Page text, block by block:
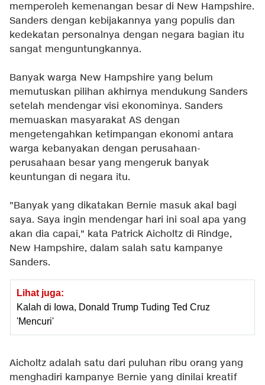
memperoleh kemenangan besar di New Hampshire.
Sanders dengan kebijakannya yang populis dan
kedekatan personalnya dengan negara bagian itu
sangat menguntungkannya.
Banyak warga New Hampshire yang belum
memutuskan pilihan akhirnya mendukung Sanders
setelah mendengar visi ekonominya. Sanders
memuaskan masyarakat AS dengan
mengetengahkan ketimpangan ekonomi antara
warga kebanyakan dengan perusahaan-
perusahaan besar yang mengeruk banyak
keuntungan di negara itu.
"Banyak yang dikatakan Bernie masuk akal bagi
saya. Saya ingin mendengar hari ini soal apa yang
akan dia capai," kata Patrick Aicholtz di Rindge,
New Hampshire, dalam salah satu kampanye
Sanders.
Lihat juga:
Kalah di Iowa, Donald Trump Tuding Ted Cruz
'Mencuri'
Aicholtz adalah satu dari puluhan ribu orang yang
menghadiri kampanye Bernie yang dinilai kreatif